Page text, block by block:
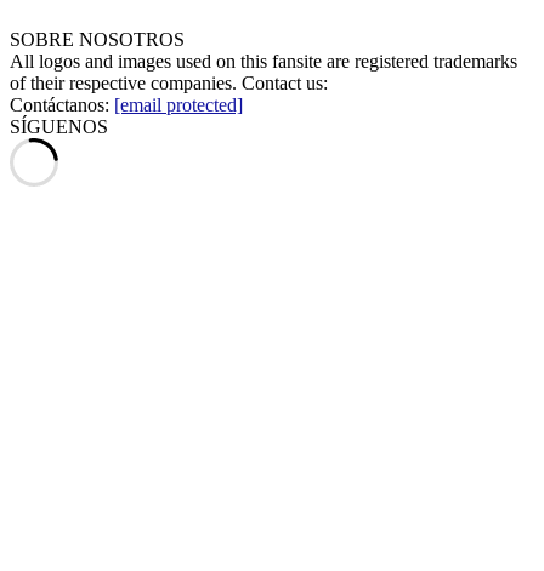
SOBRE NOSOTROS
All logos and images used on this fansite are registered trademarks
of their respective companies. Contact us:
Contáctanos: [email protected]
SÍGUENOS